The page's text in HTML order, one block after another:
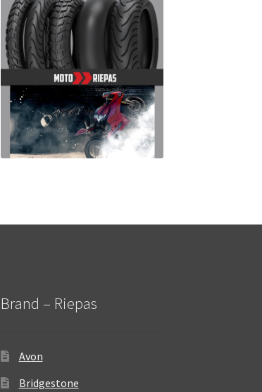
Brand – Riepas
Avon
Bridgestone